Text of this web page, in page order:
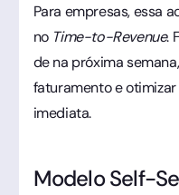
Para empresas, essa
no Time-to-Revenue.
de na próxima
faturamento e
imediata.
Modelo Self-